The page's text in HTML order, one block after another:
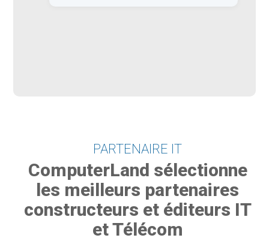
PARTENAIRE IT
ComputerLand sélectionne
les meilleurs partenaires
constructeurs et éditeurs IT
et Télécom